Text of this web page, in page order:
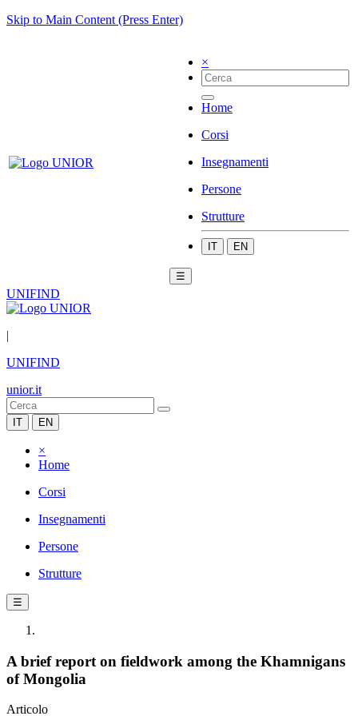
Skip to Main Content (Press Enter)
×
Home
Corsi
Insegnamenti
Persone
Strutture
IT EN
☰
UNIFIND
|
UNIFIND
unior.it
IT EN
×
Home
Corsi
Insegnamenti
Persone
Strutture
☰
A brief report on fieldwork among the Khamnigans
of Mongolia
Articolo